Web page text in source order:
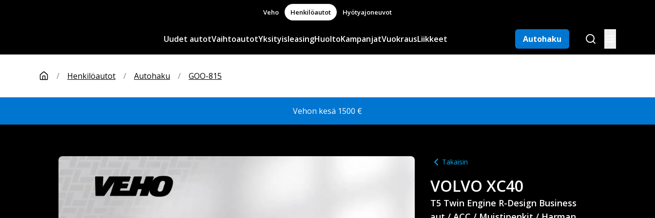
Veho Henkilöautot Hyötyajoneuvot
Uudet autotVaihtoautotYksityisleasingHuoltoKampanjatVuokrausLiikkeet Autohaku
/ Henkilöautot / Autohaku / GOO-815
Vehon kesä 1500 €
Takaisin
VOLVO XC40
T5 Twin Engine R-Design Business